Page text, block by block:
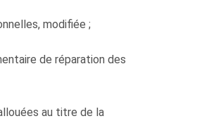
modifiée ;
de réparation des
au titre de la